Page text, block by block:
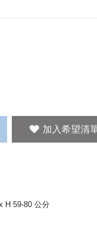
H 59-80 公分